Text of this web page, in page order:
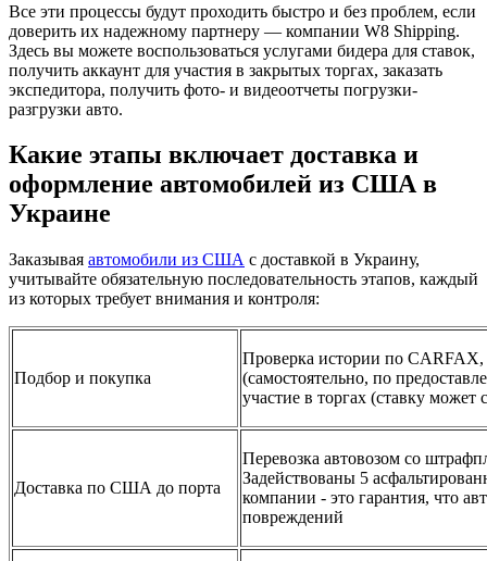
Все эти процессы будут проходить быстро и без проблем, если
доверить их надежному партнеру — компании W8 Shipping.
Здесь вы можете воспользоваться услугами бидера для ставок,
получить аккаунт для участия в закрытых торгах, заказать
экспедитора, получить фото- и видеоотчеты погрузки-
разгрузки авто.
Какие этапы включает доставка и
оформление автомобилей из США в
Украине
Заказывая автомобили из США с доставкой в Украину,
учитывайте обязательную последовательность этапов, каждый
из которых требует внимания и контроля:
Подбор и покупка
Проверка истории по CARFAX,
(самостоятельно, по
участие в торгах (ставку может
Доставка по США до порта
Перевозка автовозом со
Задействованы 5
компании - это гарантия, что
повреждений